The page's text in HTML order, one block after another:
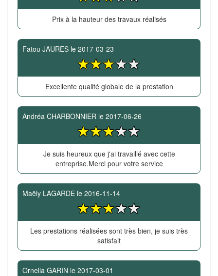
Prix à la hauteur des travaux réalisés
Fatou JAURES le 2017-03-23
Excellente qualité globale de la prestation
Andréa CHARBONNIER le 2017-06-26
Je suis heureux que j'ai travaillé avec cette
entreprise.Merci pour votre service
Maëly LAGARDE le 2016-11-14
Les prestations réalisées sont très bien, je suis très
satisfait
Ornella GARIN le 2017-03-01